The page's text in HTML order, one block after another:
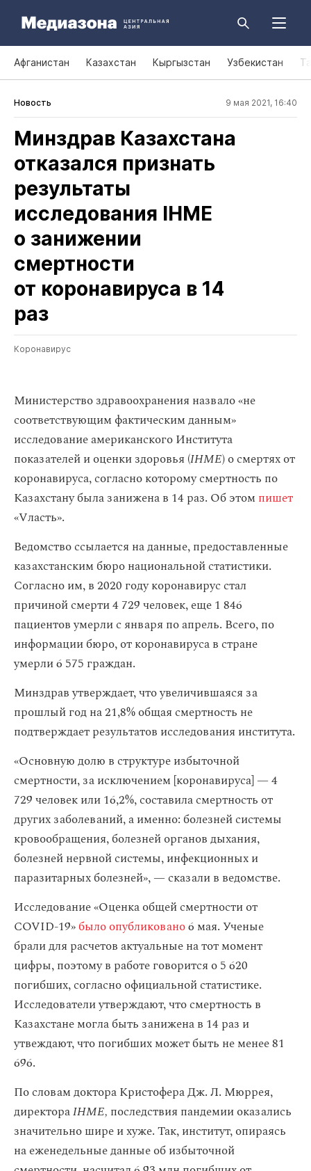
Афганистан Казахстан Кыргызстан Узбекистан
Новость 9 мая 2021, 16:40
Минздрав Казахстана
отказался признать
результаты
исследования IHME
о занижении
смертности
от коронавируса в 14
раз
Коронавирус
Министерство здравоохранения назвало «не
соответствующим фактическим данным»
исследование американского Института
показателей и оценки здоровья (IHME) о смертях от
коронавируса, согласно которому смертность по
Казахстану была занижена в 14 раз. Об этом пишет
«Vласть».
Ведомство ссылается на данные, предоставленные
казахстанским бюро национальной статистики.
Согласно им, в 2020 году коронавирус стал
причиной смерти 4 729 человек, еще 1 846
пациентов умерли с января по апрель. Всего, по
информации бюро, от коронавируса в стране
умерли 6 575 граждан.
Минздрав утверждает, что увеличившаяся за
прошлый год на 21,8% общая смертность не
подтверждает результатов исследования института.
«Основную долю в структуре избыточной
смертности, за исключением [коронавируса] — 4
729 человек или 16,2%, составила смертность от
других заболеваний, а именно: болезней системы
кровообращения, болезней органов дыхания,
болезней нервной системы, инфекционных и
паразитарных болезней», — сказали в ведомстве.
Исследование «Оценка общей смертности от
COVID-19»было опубликовано6 мая. Ученые
брали для расчетов актуальные на тот момент
цифры, поэтому в работе говорится о 5 620
погибших, согласно официальной статистике.
Исследователи утверждают, что смертность в
Казахстане могла быть занижена в 14 раз и
утвеждают, что погибших может быть не менее 81
696.
По словам доктора Кристофера Дж. Л. Мюррея,
директораIHME, последствия пандемии оказались
значительно шире и хуже. Так, институт, опираясь
на еженедельные данные об избыточной